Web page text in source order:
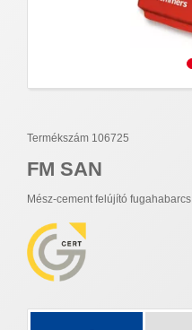
Termékszám 106725
FM SAN
Mész-cement felújító fugahabarcs